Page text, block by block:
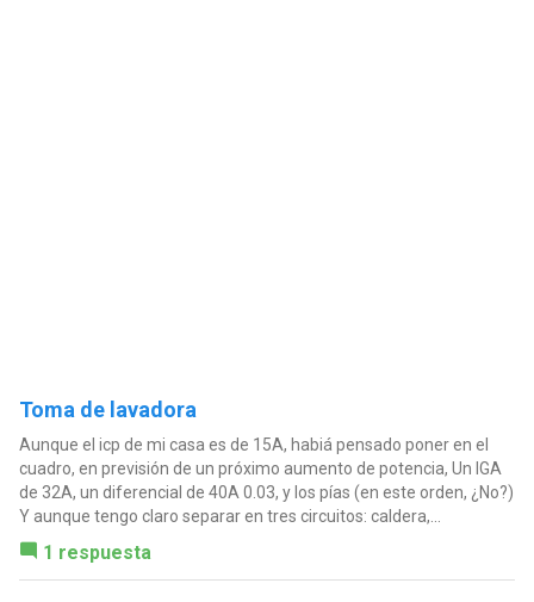
Toma de lavadora
Aunque el icp de mi casa es de 15A, habiá pensado poner en el
cuadro, en previsión de un próximo aumento de potencia, Un IGA
de 32A, un diferencial de 40A 0.03, y los pías (en este orden, ¿No?)
Y aunque tengo claro separar en tres circuitos: caldera,...
1 respuesta